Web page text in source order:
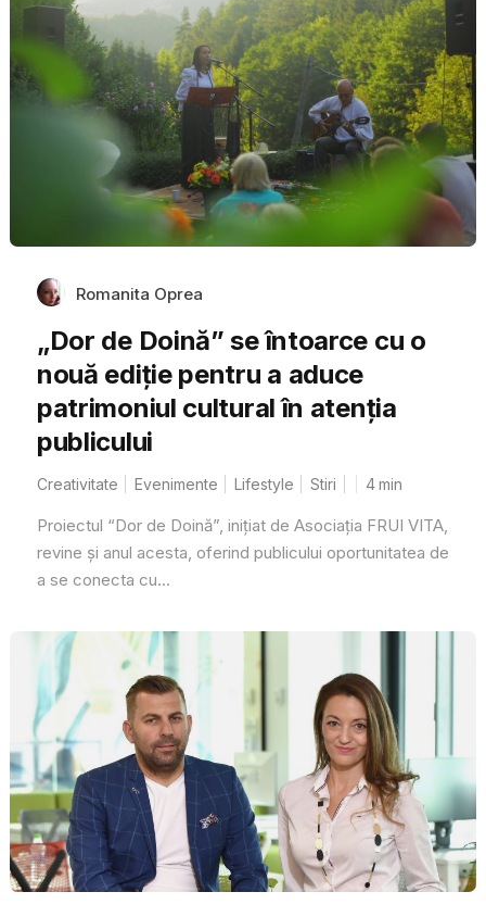
Romanita Oprea
„Dor de Doină” se întoarce cu o
nouă ediție pentru a aduce
patrimoniul cultural în atenția
publicului
Creativitate Evenimente Lifestyle Stiri 4min
Proiectul “Dor de Doină”, inițiat de Asociația FRUI VITA,
revine și anul acesta, oferind publicului oportunitatea de
a se conecta cu...